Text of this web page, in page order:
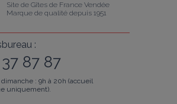
Site de Gîtes de France Vendée
Marque de qualité depuis 1951
:
87 87
: 9h à 20h (accueil
uniquement).